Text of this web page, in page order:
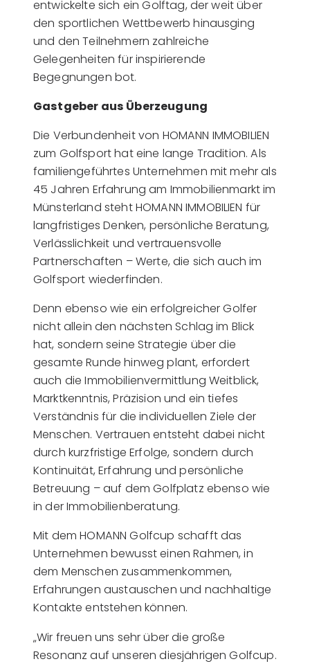
entwickelte sich ein Golftag, der weit über
den sportlichen Wettbewerb hinausging
und den Teilnehmern zahlreiche
Gelegenheiten für inspirierende
Begegnungen bot.
Gastgeber aus Überzeugung
Die Verbundenheit von HOMANN IMMOBILIEN
zum Golfsport hat eine lange Tradition. Als
familiengeführtes Unternehmen mit mehr als
45 Jahren Erfahrung am Immobilienmarkt im
Münsterland steht HOMANN IMMOBILIEN für
langfristiges Denken, persönliche Beratung,
Verlässlichkeit und vertrauensvolle
Partnerschaften – Werte, die sich auch im
Golfsport wiederfinden.
Denn ebenso wie ein erfolgreicher Golfer
nicht allein den nächsten Schlag im Blick
hat, sondern seine Strategie über die
gesamte Runde hinweg plant, erfordert
auch die Immobilienvermittlung Weitblick,
Marktkenntnis, Präzision und ein tiefes
Verständnis für die individuellen Ziele der
Menschen. Vertrauen entsteht dabei nicht
durch kurzfristige Erfolge, sondern durch
Kontinuität, Erfahrung und persönliche
Betreuung – auf dem Golfplatz ebenso wie
in der Immobilienberatung.
Mit dem HOMANN Golfcup schafft das
Unternehmen bewusst einen Rahmen, in
dem Menschen zusammenkommen,
Erfahrungen austauschen und nachhaltige
Kontakte entstehen können.
„Wir freuen uns sehr über die große
Resonanz auf unseren diesjährigen Golfcup.